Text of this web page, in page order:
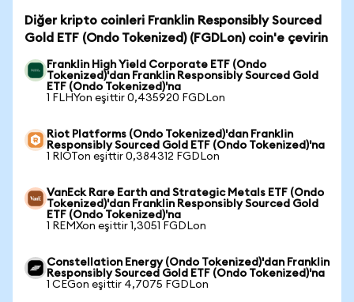
Diğer kripto coinleri Franklin Responsibly Sourced
Gold ETF (Ondo Tokenized) (FGDLon) coin'e çevirin
Franklin High Yield Corporate ETF (Ondo
Tokenized)'dan Franklin Responsibly Sourced Gold
ETF (Ondo Tokenized)'na
1 FLHYon eşittir 0,435920 FGDLon
Riot Platforms (Ondo Tokenized)'dan Franklin
Responsibly Sourced Gold ETF (Ondo Tokenized)'na
1 RIOTon eşittir 0,384312 FGDLon
VanEck Rare Earth and Strategic Metals ETF (Ondo
Tokenized)'dan Franklin Responsibly Sourced Gold
ETF (Ondo Tokenized)'na
1 REMXon eşittir 1,3051 FGDLon
Constellation Energy (Ondo Tokenized)'dan Franklin
Responsibly Sourced Gold ETF (Ondo Tokenized)'na
1 CEGon eşittir 4,7075 FGDLon